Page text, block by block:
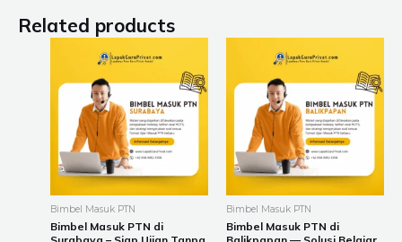
Related products
Bimbel Masuk PTN
Bimbel Masuk PTN di
through
Rp18.240.000
has
multiple
variants.
The
Bimbel Masuk PTN
Bimbel Masuk PTN di
through
has
multiple
variants.
The